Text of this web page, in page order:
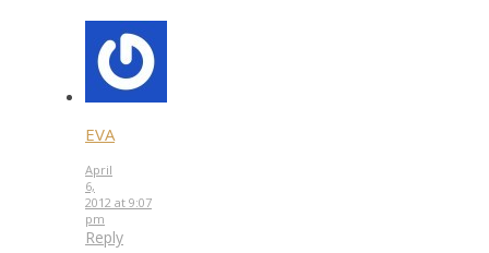
EVA
April
6,
2012 at 9:07
pm
Reply